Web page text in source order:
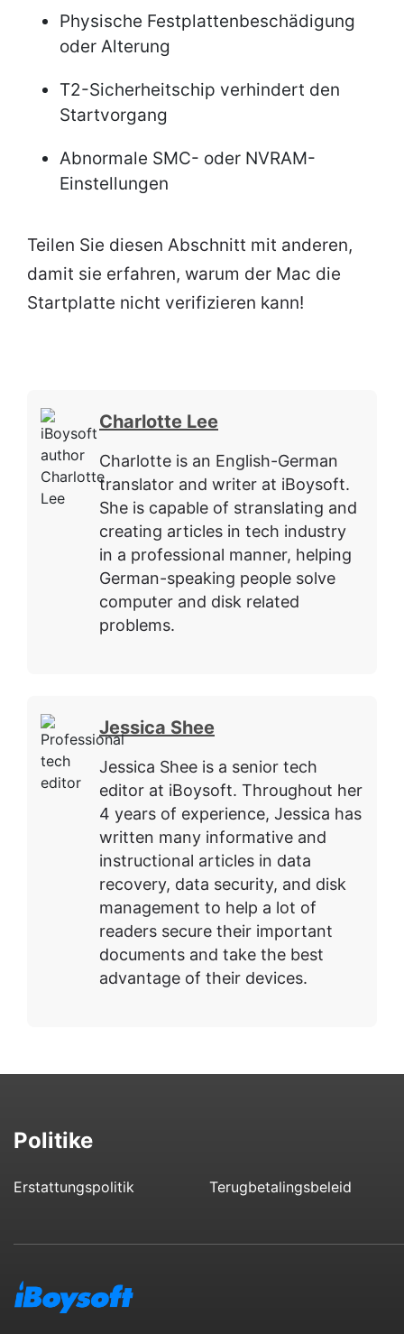
Physische Festplattenbeschädigung
oder Alterung
T2-Sicherheitschip verhindert den
Startvorgang
Abnormale SMC- oder NVRAM-
Einstellungen
Teilen Sie diesen Abschnitt mit anderen,
damit sie erfahren, warum der Mac die
Startplatte nicht verifizieren kann!
Charlotte Lee
Charlotte is an English-German
translator and writer at iBoysoft.
She is capable of stranslating and
creating articles in tech industry
in a professional manner, helping
German-speaking people solve
computer and disk related
problems.
Jessica Shee
Jessica Shee is a senior tech
editor at iBoysoft. Throughout her
4 years of experience, Jessica has
written many informative and
instructional articles in data
recovery, data security, and disk
management to help a lot of
readers secure their important
documents and take the best
advantage of their devices.
Politike
Erstattungspolitik Terugbetalingsbeleid